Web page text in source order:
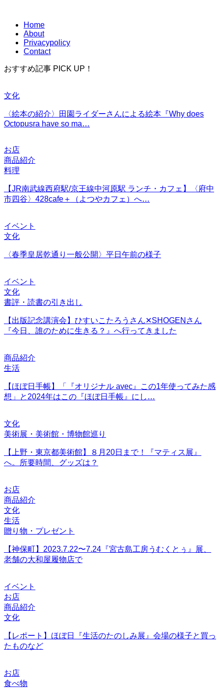
Home
About
Privacypolicy
Contact
おすすめ記事 PICK UP！
文化
〈絵本の紹介〉田園ライダーさんによる絵本『Why does
Octopusra have so ma…
お店
商品紹介
料理
【JR南武線西府駅/京王線中河原駅 ランチ・カフェ】〈府中
市四谷〉428cafe＋（よつやカフェ）へ…
イベント
文化
〈春季皇居乾通り一般公開〉平日午前の様子
イベント
文化
書評・読書の引き出し
【出版記念講演会】ひすいこたろうさん✕SHOGENさん
『今日、誰のために生きる？』へ行ってきました
商品紹介
生活
【ほぼ日手帳】「『オリジナル avec』この1年使ってみた感
想」と2024年はこの『ほぼ日手帳』にし…
文化
美術展・美術館・博物館巡り
【上野・東京都美術館】８月20日まで！『マティス展』
へ。所要時間、グッズは？
お店
商品紹介
文化
生活
贈り物・プレゼント
【神保町】2023.7.22〜7.24『宮古島工房うむくとぅ』展、
老舗の大和屋履物店で
イベント
お店
商品紹介
文化
【レポート】ほぼ日『生活のたのしみ展』会場の様子と買っ
たものなど
お店
食べ物